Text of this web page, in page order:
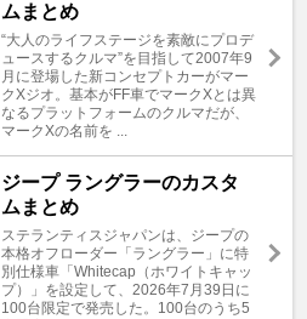
ムまとめ
“大人のライフステージを素敵にプロデ
ュースするクルマ”を目指して2007年9
月に登場した新コンセプトカーがマー
クXジオ。基本がFF車でマークXとは異
なるプラットフォームのクルマだが、
マークXの名前を ...
ジープ ラングラーのカスタ
ムまとめ
ステランティスジャパンは、ジープの
本格オフローダー「ラングラー」に特
別仕様車「Whitecap（ホワイトキャッ
プ）」を設定して、2026年7月39日に
100台限定で発売した。100台のうち5